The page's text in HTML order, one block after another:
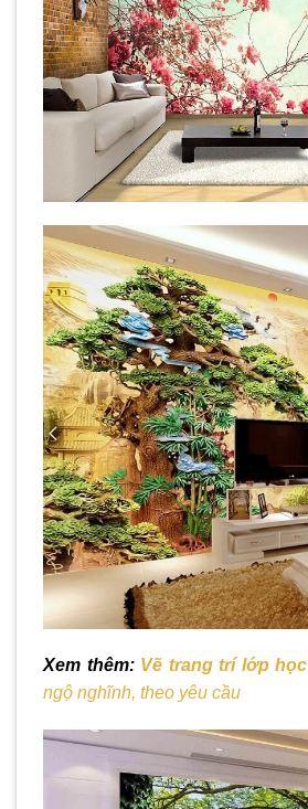
Xem thêm: Vẽ trang trí lớp học
ngộ nghĩnh, theo yêu cầu